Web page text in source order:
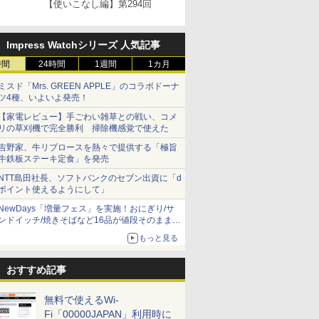
【使いこなし編】第294回
Impress Watchシリーズ 人気記事
24時間 1週間 1カ月
スド「Mrs. GREEN APPLE」のコラボドーナ
4種、いよいよ発売！
家電レビュー】手ごわい雑草との戦い、コメ
の草刈機で完全勝利 掃除機感覚で使えた
野家、牛リブロースを熱々で提供する「極旨
鉄板ステーキ定食」を発売
島田社長、ソフトバンクのセブン出資に「d
イント使えるようにして」
「増量フェス」を実施！おにぎり/サ
ドイッチ/焼きそばなど16品が値段そのままで
もっと見る
おすすめ記事
無料で使えるWi-
Fi「00000JAPAN」利用時に